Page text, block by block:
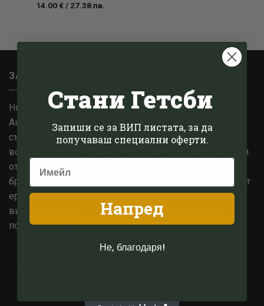
14.00 €/ 27.38лв.
ЗА НАС
Ние сме малък семеен бизнес, базиран в Котсуолдс,
Англия. След години опит в модната сфера,
съсредоточихме знанията си в епохата на 1920-те и
всичко, с което тя промени световната мода. Работим
от години с едни от най високо оценените английски
брандове за мъжко и дамско облекло, вдъхновени от
ерата на Гетсби. В основата на всичките ни усилия,
винаги е била една единствена цел, а именно да
потопим и Вас в блясъка на 20те.
Стани Гетсби
Запиши се за ВИП листата, за да
получаваш специални оферти.
Напред
Не, благодаря!